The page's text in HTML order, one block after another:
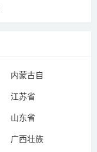
内蒙古自
治区
江苏省
山东省
广西壮族